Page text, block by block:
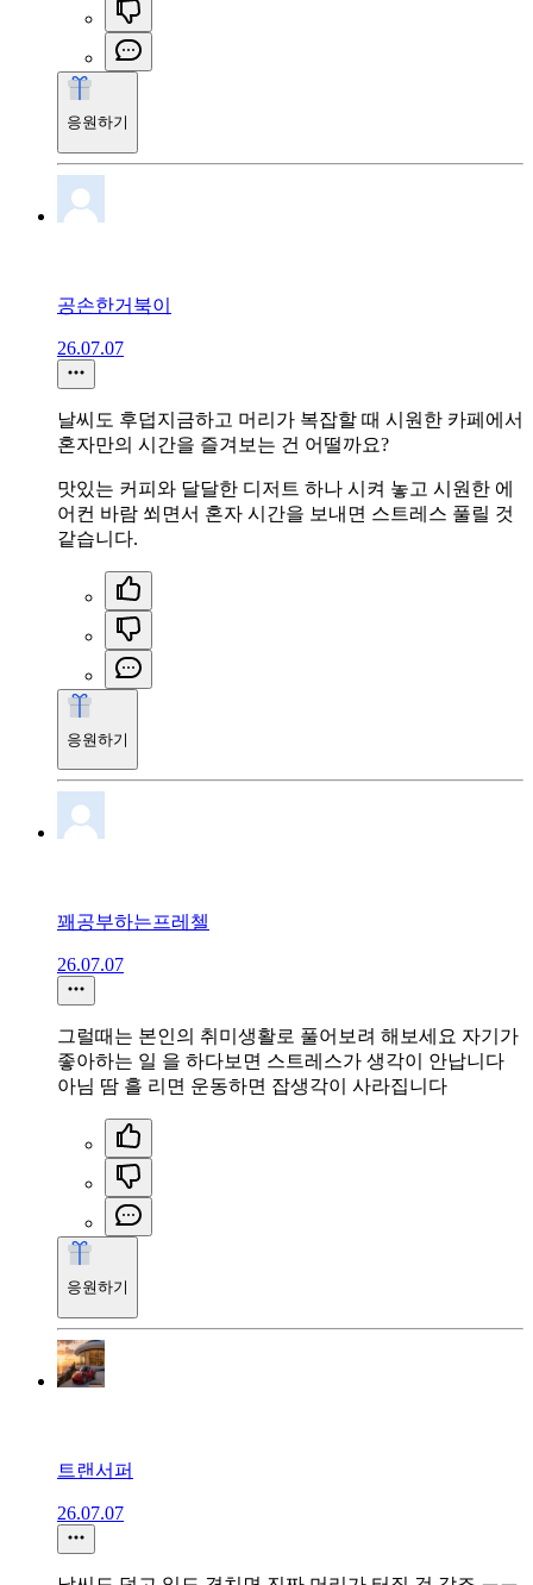
응원하기
공손한거북이
26.07.07
날씨도 후덥지금하고 머리가 복잡할 때 시원한 카페에서
혼자만의 시간을 즐겨보는 건 어떨까요?
맛있는 커피와 달달한 디저트 하나 시켜 놓고 시원한 에
어컨 바람 쐬면서 혼자 시간을 보내면 스트레스 풀릴 것
같습니다.
응원하기
꽤공부하는프레첼
26.07.07
그럴때는 본인의 취미생활로 풀어보려 해보세요 자기가
좋아하는 일 을 하다보면 스트레스가 생각이 안납니다
아님 땀 흘 리면 운동하면 잡생각이 사라집니다
응원하기
트랜서퍼
26.07.07